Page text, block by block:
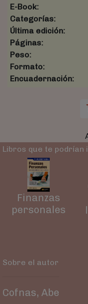
E-Book:
Categorías:
Última edición:
Páginas:
Peso:
Formato:
Encuadernación:
Libros que te podrían
Finanzas
personales
Sobre el autor
Cofnas, Abe